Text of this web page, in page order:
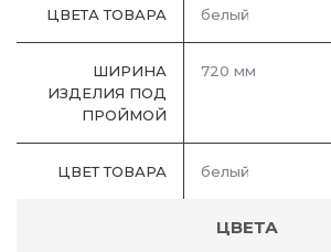
ЦВЕТА ТОВАРА белый
ШИРИНА
ИЗДЕЛИЯ ПОД
ПРОЙМОЙ
720 мм
ЦВЕТ ТОВАРА белый
ЦВЕТА